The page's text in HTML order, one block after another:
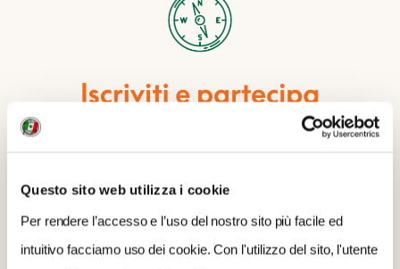
Questo sito web utilizza i cookie
Per rendere l’accesso e l’uso del nostro sito più facile ed
intuitivo facciamo uso dei cookie. Con l'utilizzo del sito, l'utente